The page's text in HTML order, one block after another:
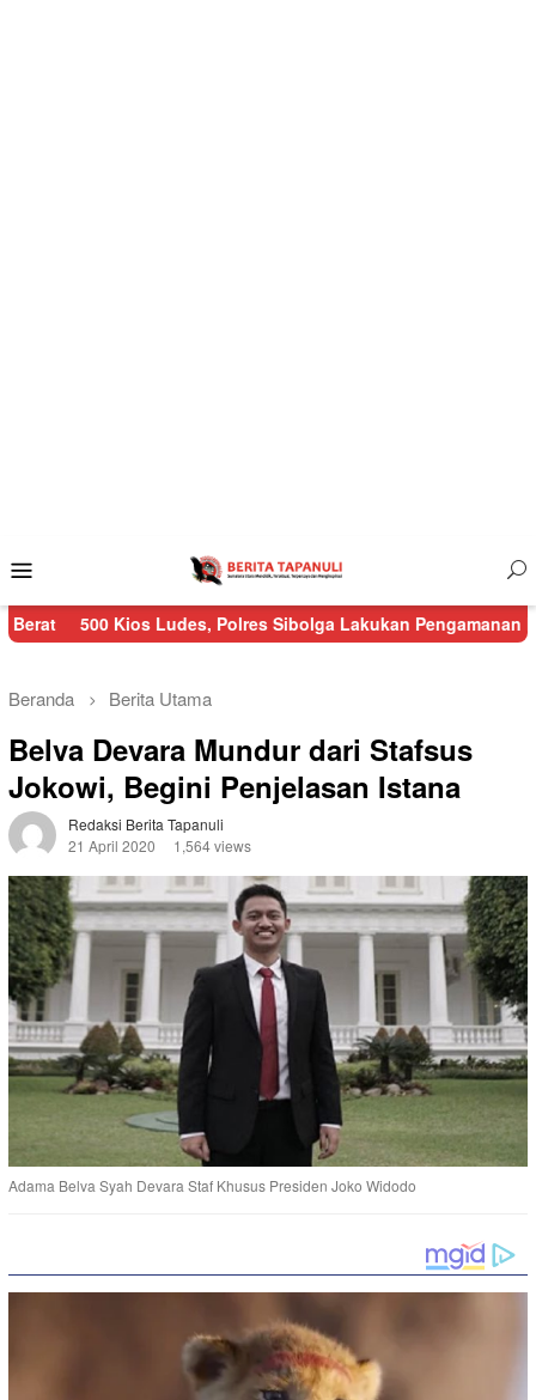
Mobile
Ludes, Polres Sibolga Lakukan Pengamanan Kebakaran
Beranda Berita Utama
Belva Devara Mundur dari Stafsus
Jokowi, Begini Penjelasan Istana
Redaksi Berita Tapanuli
21 April 2020
1,564 views
Adama Belva Syah Devara Staf Khusus Presiden Joko Widodo